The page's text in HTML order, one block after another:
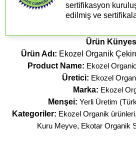
sertifikasyon
edilmiş ve
Ürün
Ürün Adı: Ekozel Organik
Product Name: Ekozel
Üretici: Ekozel
Marka: Ekozel
Menşei: Yerli Üretim
Kategoriler: Ekozel Organik ürünleri,
Kuru Meyve, Ekotar Organik